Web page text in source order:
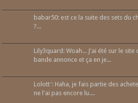
babar50: est ce la suite des sets du
?...
Lily3quard: Woah... J'ai été sur le
bande annonce et ça en je...
Lolott': Haha, je fais partie des
ne l'ai pas encore lu....